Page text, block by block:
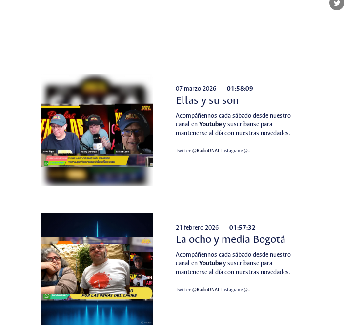
07 marzo 2026 01:58:09
Ellas y su son
Acompáñennos cada sábado desde nuestro
canal en Youtubey suscríbanse para
mantenerse al día con nuestras novedades.
Twitter:@RadioUNALInstagram:@…
21 febrero 2026 01:57:32
La ocho y media Bogotá
Acompáñennos cada sábado desde nuestro
canal en Youtubey suscríbanse para
mantenerse al día con nuestras novedades.
Twitter:@RadioUNALInstagram:@…